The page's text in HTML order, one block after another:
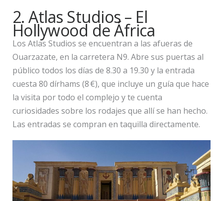
2. Atlas Studios – El
Hollywood de África
Los Atlas Studios se encuentran a las afueras de
Ouarzazate, en la carretera N9. Abre sus puertas al
público todos los días de 8.30 a 19.30 y la entrada
cuesta 80 dírhams (8 €), que incluye un guía que hace
la visita por todo el complejo y te cuenta
curiosidades sobre los rodajes que allí se han hecho.
Las entradas se compran en taquilla directamente.